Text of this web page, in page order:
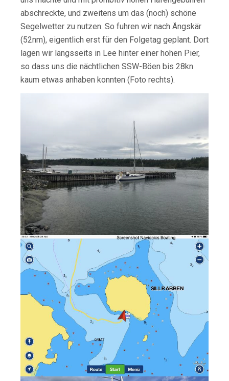
abschreckte, und zweitens um das (noch) schöne
Segelwetter zu nutzen. So fuhren wir nach Ängskär
(52nm), eigentlich erst für den Folgetag geplant. Dort
lagen wir längsseits in Lee hinter einer hohen Pier,
so dass uns die nächtlichen SSW-Böen bis 28kn
kaum etwas anhaben konnten (Foto rechts).